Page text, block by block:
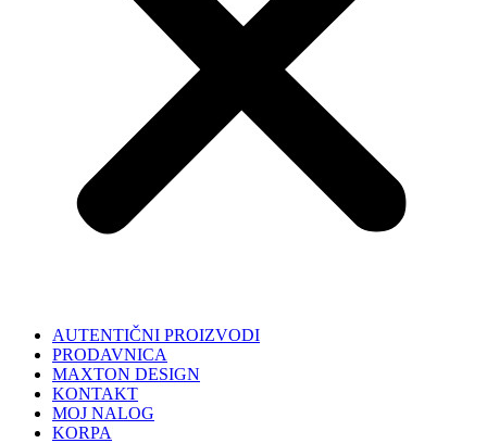
AUTENTIČNI PROIZVODI
PRODAVNICA
MAXTON DESIGN
KONTAKT
MOJ NALOG
KORPA